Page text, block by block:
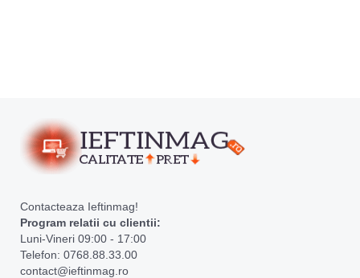
Contacteaza Ieftinmag!
Program relatii cu clientii:
Luni-Vineri 09:00 - 17:00
Telefon: 0768.88.33.00
contact@ieftinmag.ro